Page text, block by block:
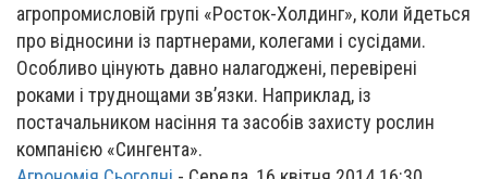
агропромисловій групі «Росток-Холдинг», коли йдеться
про відносини із партнерами, колегами і сусідами.
Особливо цінують давно налагоджені, перевірені
роками і труднощами зв’язки. Наприклад, із
постачальником насіння та засобів захисту рослин
компанією «Сингента».